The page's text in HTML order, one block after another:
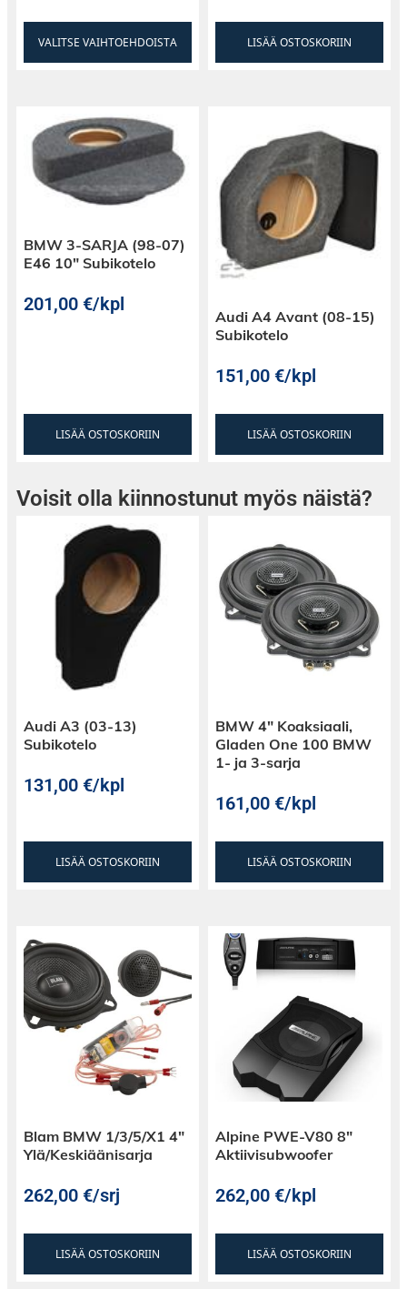
VALITSE VAIHTOEHDOISTA LISÄÄ OSTOSKORIIN
BMW 3-SARJA (98-07)
E46 10″ Subikotelo
201,00€/kpl
LISÄÄ OSTOSKORIIN
Audi A4 Avant (08-15)
Subikotelo
151,00€/kpl
LISÄÄ OSTOSKORIIN
Voisit olla kiinnostunut myös näistä?
Audi A3 (03-13)
Subikotelo
131,00€/kpl
LISÄÄ OSTOSKORIIN
BMW 4″ Koaksiaali,
Gladen One 100 BMW
1- ja 3-sarja
161,00€/kpl
LISÄÄ OSTOSKORIIN
Blam BMW 1/3/5/X1 4″
Ylä/Keskiäänisarja
262,00€/srj
LISÄÄ OSTOSKORIIN
Alpine PWE-V80 8″
Aktiivisubwoofer
262,00€/kpl
LISÄÄ OSTOSKORIIN